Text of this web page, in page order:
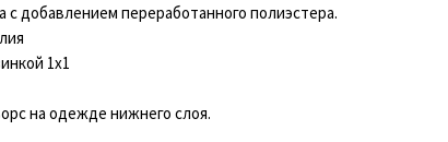
с добавлением переработанного полиэстера.
1х1
на одежде нижнего слоя.